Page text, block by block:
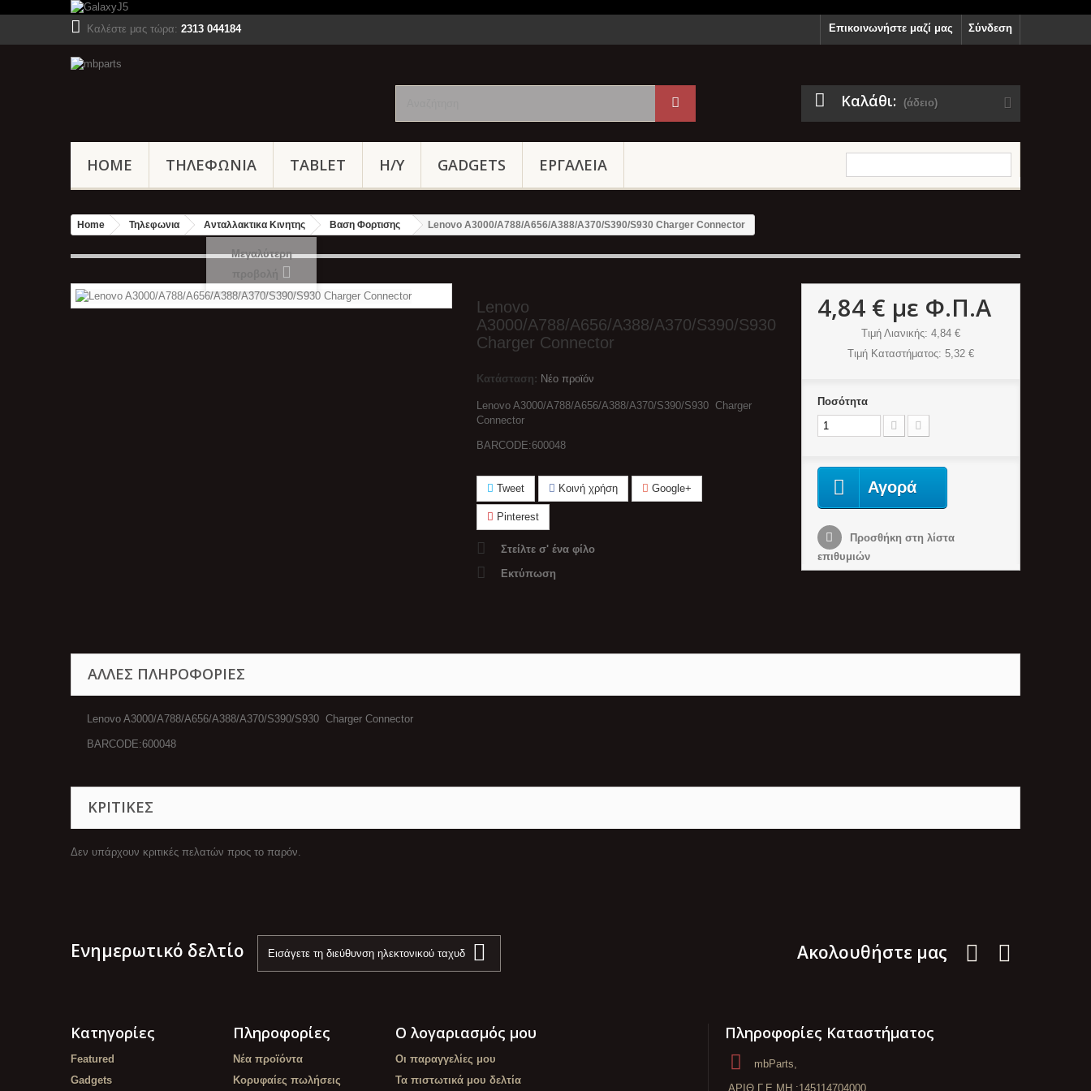
Σύνδεση
Επικοινωνήστε μαζί μας
Καλέστε μας τώρα: 2313 044184
Καλάθι: (άδειο)
HOME ΤΗΛΕΦΩΝΙΑ TABLET Η/Υ GADGETS ΕΡΓΑΛΕΙΑ
Home Τηλεφωνια Ανταλλακτικα Κινητης Βαση Φορτισης Lenovo A3000/A788/A656/A388/A370/S390/S930 Charger Connector
Μεγαλύτερη
Lenovo
A3000/A788/A656/A388/A370/S390/S930
Charger Connector
Κατάσταση: Νέο προϊόν
Lenovo A3000/A788/A656/A388/A370/S390/S930 Charger
Connector
BARCODE:600048
Tweet Κοινή χρήση Google+
Pinterest
Στείλτε σ' ένα φίλο
Εκτύπωση
4,84 € με Φ.Π.Α
Τιμή Λιανικής: 4,84 €
Τιμή Καταστήματος: 5,32 €
Ποσότητα
Αγορά
Προσθήκη στη λίστα
επιθυμιών
ΆΛΛΕΣ ΠΛΗΡΟΦΟΡΊΕΣ
Lenovo A3000/A788/A656/A388/A370/S390/S930 Charger Connector
BARCODE:600048
ΚΡΙΤΙΚΈΣ
Δεν υπάρχουν κριτικές πελατών προς το παρόν.
Ενημερωτικό δελτίο Aκολουθήστε μας
Κατηγορίες
Featured
Gadgets
Πληροφορίες
Νέα προϊόντα
Κορυφαίες πωλήσεις
Ο λογαριασμός μου
Οι παραγγελίες μου
Τα πιστωτικά μου δελτία
Πληροφορίες Καταστήματος
mbParts,
ΑΡΙΘ.Γ.Ε.ΜΗ.:145114704000